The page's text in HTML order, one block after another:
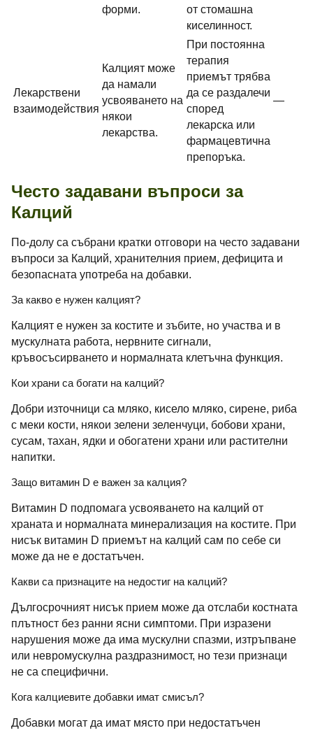
форми.
от стомашна
киселинност.
Лекарствени
взаимодействия
Калцият може
да намали
усвояването на
някои
лекарства.
При постоянна
терапия
приемът трябва
да се раздалечи
според
лекарска или
фармацевтична
препоръка.
—
Често задавани въпроси за
Калций
По-долу са събрани кратки отговори на често задавани
въпроси за Калций, хранителния прием, дефицита и
безопасната употреба на добавки.
За какво е нужен калцият?
Калцият е нужен за костите и зъбите, но участва и в
мускулната работа, нервните сигнали,
кръвосъсирването и нормалната клетъчна функция.
Кои храни са богати на калций?
Добри източници са мляко, кисело мляко, сирене, риба
с меки кости, някои зелени зеленчуци, бобови храни,
сусам, тахан, ядки и обогатени храни или растителни
напитки.
Защо витамин D е важен за калция?
Витамин D подпомага усвояването на калций от
храната и нормалната минерализация на костите. При
нисък витамин D приемът на калций сам по себе си
може да не е достатъчен.
Какви са признаците на недостиг на калций?
Дългосрочният нисък прием може да отслаби костната
плътност без ранни ясни симптоми. При изразени
нарушения може да има мускулни спазми, изтръпване
или невромускулна раздразнимост, но тези признаци
не са специфични.
Кога калциевите добавки имат смисъл?
Добавки могат да имат място при недостатъчен